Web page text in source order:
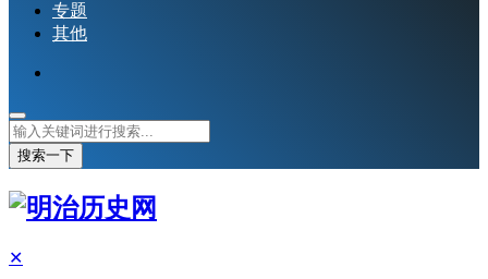
专题
其他
搜索一下
✕